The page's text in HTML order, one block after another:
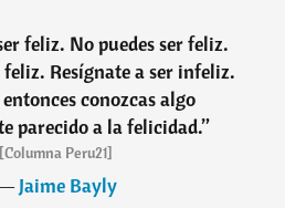
feliz. No puedes ser feliz.
feliz. Resígnate a ser infeliz.
entonces conozcas algo
parecido a la felicidad.”
[Columna Peru21]
Jaime Bayly